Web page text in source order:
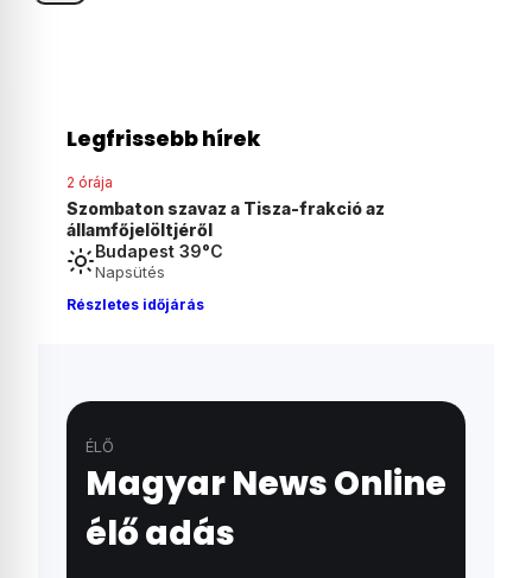
Legfrissebb hírek
5 órája
Lebukott az autónepper, aki azt hitte, hogy a
NAV nem lát rá a Revolut-számlájára
Budapest 39°C
Napsütés
Részletes időjárás
ÉLŐ
Magyar News Online
élő adás